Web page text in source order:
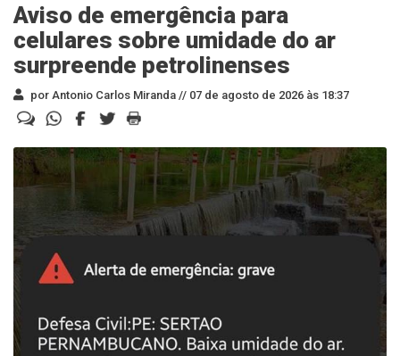
Aviso de emergência para
celulares sobre umidade do ar
surpreende petrolinenses
por Antonio Carlos Miranda // 07 de agosto de 2026 às 18:37